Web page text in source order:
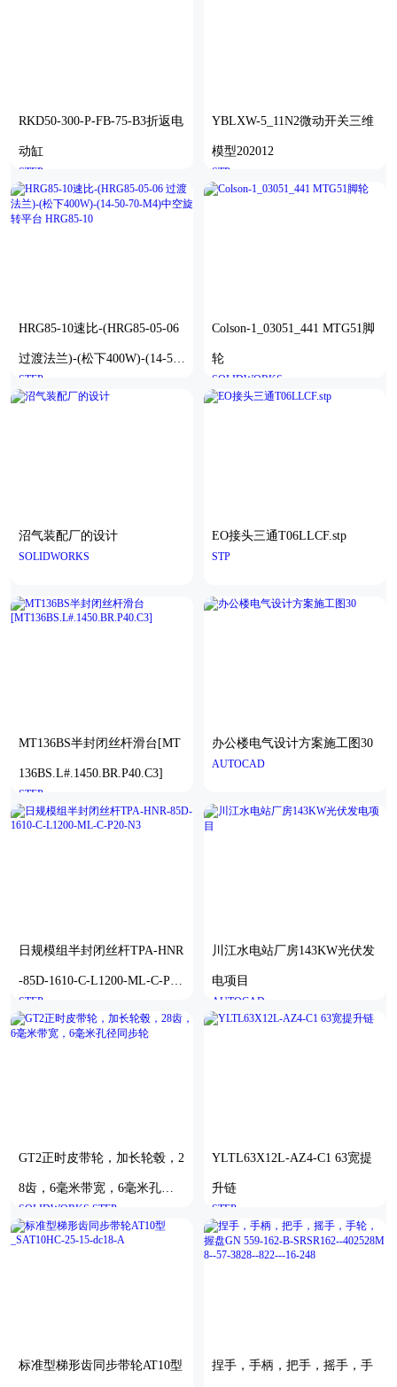
RKD50-300-P-FB-75-B3折返电
动缸
STEP
YBLXW-5_11N2微动开关三维
模型202012
STP
HRG85-10速比-(HRG85-05-06
过渡法兰)-(松下400W)-(14-50-
70-M4)中空旋转平台 HRG85-1
STEP
Colson-1_03051_441 MTG51脚
轮
SOLIDWORKS
沼气装配厂的设计
SOLIDWORKS
EO接头三通T06LLCF.stp
STP
MT136BS半封闭丝杆滑台[MT
136BS.L#.1450.BR.P40.C3]
STEP
办公楼电气设计方案施工图30
AUTOCAD
日规模组半封闭丝杆TPA-HNR
-85D-1610-C-L1200-ML-C-P20
-N3
STEP
川江水电站厂房143KW光伏发
电项目
AUTOCAD
GT2正时皮带轮，加长轮毂，2
8齿，6毫米带宽，6毫米孔径
同步轮
SOLIDWORKS,STEP
YLTL63X12L-AZ4-C1 63宽提
升链
STEP
标准型梯形齿同步带轮AT10型 捏手，手柄，把手，摇手，手